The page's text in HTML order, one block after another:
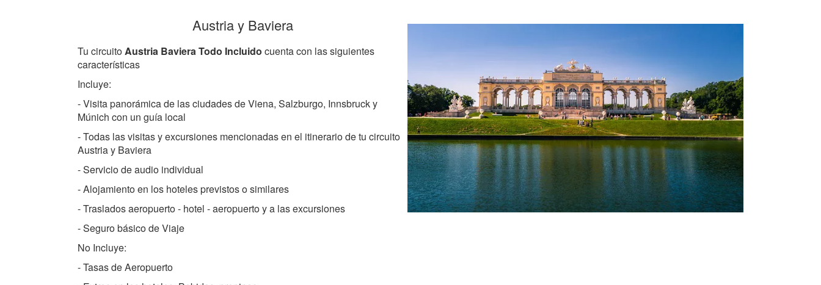
Austria y Baviera
Tu circuitoAustria Baviera Todo Incluido cuenta con las siguientes
características
Incluye:
- Visita panorámica de las ciudades de Viena, Salzburgo, Innsbruck y
Múnich con un guía local
- Todas las visitas y excursiones mencionadas en el itinerario de tu circuito
Austria y Baviera
- Servicio de audio individual
- Alojamiento en los hoteles previstos o similares
- Traslados aeropuerto - hotel - aeropuerto y a las excursiones
- Seguro básico de Viaje
No Incluye:
- Tasas de Aeropuerto